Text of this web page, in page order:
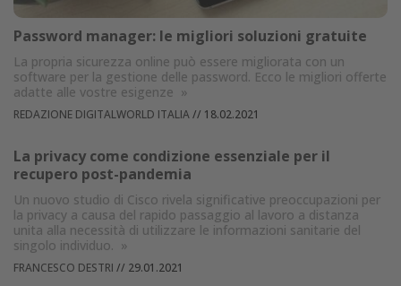
Password manager: le migliori soluzioni gratuite
La propria sicurezza online può essere migliorata con un
software per la gestione delle password. Ecco le migliori offerte
adatte alle vostre esigenze »
REDAZIONE DIGITALWORLD ITALIA// 18.02.2021
La privacy come condizione essenziale per il
recupero post-pandemia
Un nuovo studio di Cisco rivela significative preoccupazioni per
la privacy a causa del rapido passaggio al lavoro a distanza
unita alla necessità di utilizzare le informazioni sanitarie del
singolo individuo. »
FRANCESCO DESTRI // 29.01.2021